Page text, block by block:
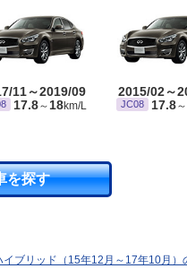
11～2019/09
17.8～ 18km/L
2015/02～
JC08 17.8～
を探す
イブリッド（15年12月～17年10月）